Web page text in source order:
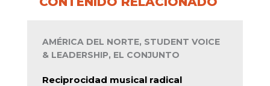
AMÉRICA DEL NORTE, STUDENT VOICE
& LEADERSHIP, EL CONJUNTO
Reciprocidad musical radical